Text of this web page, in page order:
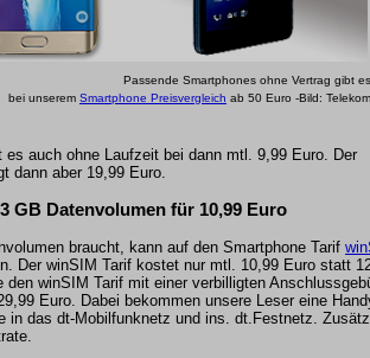
Passende Smartphones ohne Vertrag gibt es
bei unserem Smartphone Preisvergleich ab 50 Euro -Bild: Telekom
es auch ohne Laufzeit bei dann mtl. 9,99 Euro. Der
dann aber 19,99 Euro.
GB Datenvolumen für 10,99 Euro
braucht, kann auf den Smartphone Tarif
Der winSIM Tarif kostet nur mtl. 10,99 Euro statt
den winSIM Tarif mit einer verbilligten
Euro. Dabei bekommen unsere Leser eine
in das dt-Mobilfunknetz und ins. dt.Festnetz.